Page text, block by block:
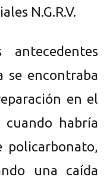
N.G.R.V.
se encontraba
en el
habría
policarbonato,
una caída